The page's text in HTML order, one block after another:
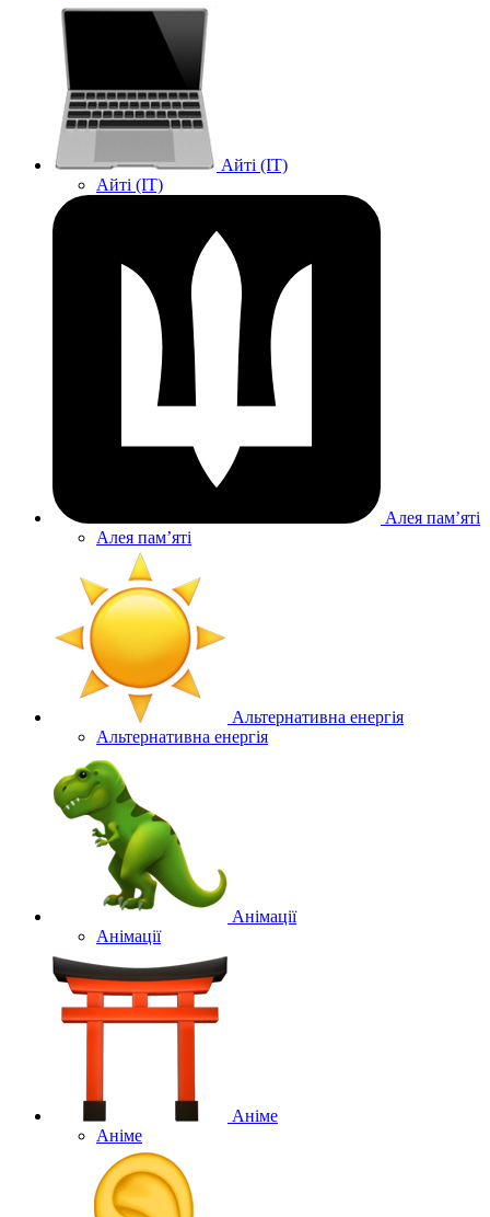
Айті (IT)
Айті (IT)
Алея памʼяті
Алея памʼяті
Альтернативна енергія
Альтернативна енергія
Анімації
Анімації
Аніме
Аніме